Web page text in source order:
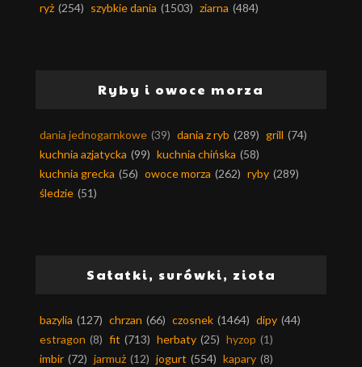
ryż (254) szybkie dania (1503) ziarna (484)
Ryby i owoce morza
dania jednogarnkowe (39) dania z ryb (289) grill (74)
kuchnia azjatycka (99) kuchnia chińska (58)
kuchnia grecka (56) owoce morza (262) ryby (289)
śledzie (51)
Sałatki, surówki, zioła
bazylia (127) chrzan (66) czosnek (1464) dipy (44)
estragon (8) fit (713) herbaty (25) hyzop (1)
imbir (72) jarmuż (12) jogurt (554) kapary (8)